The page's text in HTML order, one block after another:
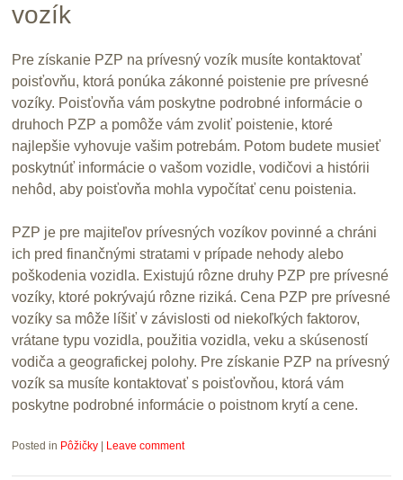
vozík
Pre získanie PZP na prívesný vozík musíte kontaktovať
poisťovňu, ktorá ponúka zákonné poistenie pre prívesné
vozíky. Poisťovňa vám poskytne podrobné informácie o
druhoch PZP a pomôže vám zvoliť poistenie, ktoré
najlepšie vyhovuje vašim potrebám. Potom budete musieť
poskytnúť informácie o vašom vozidle, vodičovi a histórii
nehôd, aby poisťovňa mohla vypočítať cenu poistenia.
PZP je pre majiteľov prívesných vozíkov povinné a chráni
ich pred finančnými stratami v prípade nehody alebo
poškodenia vozidla. Existujú rôzne druhy PZP pre prívesné
vozíky, ktoré pokrývajú rôzne riziká. Cena PZP pre prívesné
vozíky sa môže líšiť v závislosti od niekoľkých faktorov,
vrátane typu vozidla, použitia vozidla, veku a skúseností
vodiča a geografickej polohy. Pre získanie PZP na prívesný
vozík sa musíte kontaktovať s poisťovňou, ktorá vám
poskytne podrobné informácie o poistnom krytí a cene.
Posted in Pôžičky Leave comment